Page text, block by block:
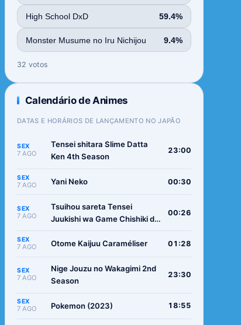
High School DxD 59.4%
Monster Musume no Iru Nichijou 9.4%
32 votos
Calendário de Animes
DATAS E HORÁRIOS DE LANÇAMENTO NO JAPÃO
SEX
7 AGO
Tensei shitara Slime Datta
Ken 4th Season
23:00
SEX
7 AGO Yani Neko 00:30
SEX
7 AGO
Tsuihou sareta Tensei
Juukishi wa Game Chishiki de
00:26
SEX
7 AGO Otome Kaijuu Caraméliser 01:28
SEX
7 AGO
Nige Jouzu no Wakagimi 2nd
Season
23:30
SEX
7 AGO Pokemon (2023) 18:55